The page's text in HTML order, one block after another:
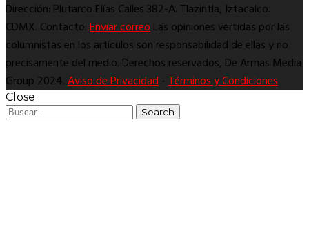
Dirección: Plutarco Elías Calles 382-A. Tlazintla, Iztacalco.
CDMX. Contacto:Enviar correoLas opiniones vertidas por las
columnistas en los artículos son responsabilidad de ellas y no
precisamente del medio. Derechos reservados, De Armas Media
Group 2024.Aviso de Privacidad-Términos y Condiciones
Close